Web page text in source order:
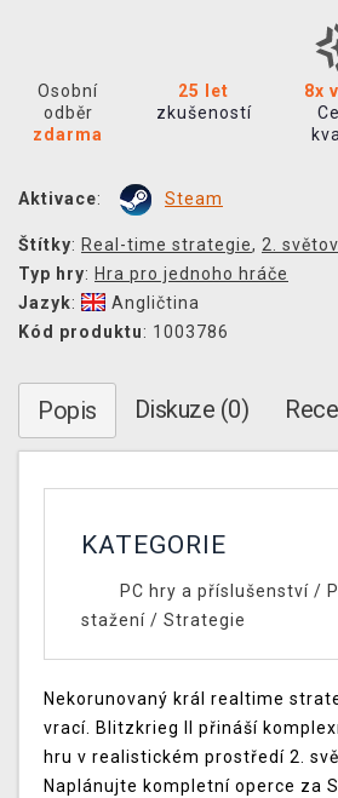
Osobní
odběr
zdarma
25 let
zkušeností
8x
Aktivace: Steam
Štítky: Real-time strategie, 2.
Typ hry: Hra pro jednoho hráče
Jazyk:
Angličtina
Kód produktu: 1003786
Popis Diskuze (0)
KATEGORIE
PC hry a příslušenství/
stažení / Strategie
Nekorunovaný král realtime
vrací. Blitzkrieg II přináší
hru v realistickém prostředí 2.
Naplánujte kompletní operce za